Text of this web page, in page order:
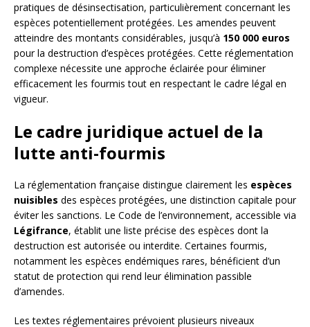
pratiques de désinsectisation, particulièrement concernant les
espèces potentiellement protégées. Les amendes peuvent
atteindre des montants considérables, jusqu’à 150 000 euros
pour la destruction d’espèces protégées. Cette réglementation
complexe nécessite une approche éclairée pour éliminer
efficacement les fourmis tout en respectant le cadre légal en
vigueur.
Le cadre juridique actuel de la
lutte anti-fourmis
La réglementation française distingue clairement les espèces
nuisibles des espèces protégées, une distinction capitale pour
éviter les sanctions. Le Code de l’environnement, accessible via
Légifrance, établit une liste précise des espèces dont la
destruction est autorisée ou interdite. Certaines fourmis,
notamment les espèces endémiques rares, bénéficient d’un
statut de protection qui rend leur élimination passible
d’amendes.
Les textes réglementaires prévoient plusieurs niveaux